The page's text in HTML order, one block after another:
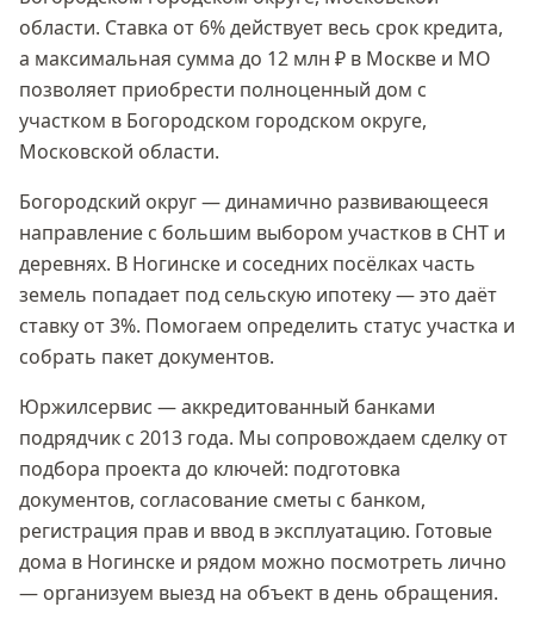
области. Ставка от 6%действует весь срок кредита,
а максимальная сумма до 12 млн ₽ в Москве и МО
позволяет приобрести полноценный дом с
участком в Богородском городском округе,
Московской области.
Богородский округ — динамично развивающееся
направление с большим выбором участков в СНТ и
деревнях. В Ногинске и соседних посёлках часть
земель попадает под сельскую ипотеку — это даёт
ставку от 3%. Помогаем определить статус участка и
собрать пакет документов.
Юржилсервис — аккредитованный банками
подрядчик с 2013 года. Мы сопровождаем сделку от
подбора проекта до ключей: подготовка
документов, согласование сметы с банком,
регистрация прав и ввод в эксплуатацию. Готовые
дома в Ногинске и рядом можно посмотреть лично
— организуем выезд на объект в день обращения.